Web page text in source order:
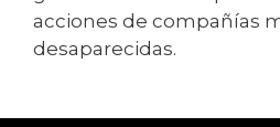
acciones de compañías
desaparecidas.